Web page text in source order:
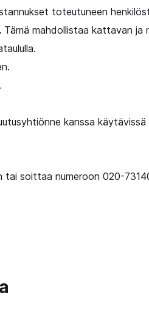
toteutuneen
Tämä mahdollistaa kattavan ja
kanssa käytävissä
soittaa numeroon 020-